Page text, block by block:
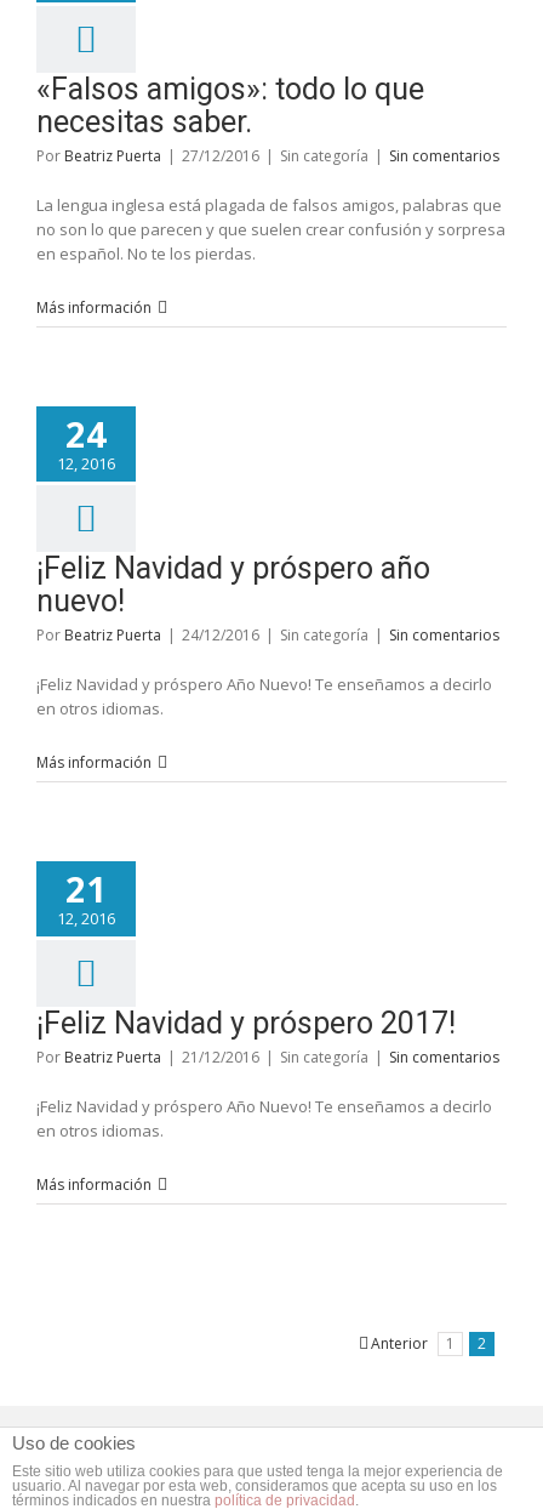
«Falsos amigos»: todo lo que
necesitas saber.
Por Beatriz Puerta | 27/12/2016 | Sin categoría | Sin comentarios
La lengua inglesa está plagada de falsos amigos, palabras que
no son lo que parecen y que suelen crear confusión y sorpresa
en español. No te los pierdas.
Más información
24
12, 2016
¡Feliz Navidad y próspero año
nuevo!
Por Beatriz Puerta | 24/12/2016 | Sin categoría | Sin comentarios
¡Feliz Navidad y próspero Año Nuevo! Te enseñamos a decirlo
en otros idiomas.
Más información
21
12, 2016
¡Feliz Navidad y próspero 2017!
Por Beatriz Puerta | 21/12/2016 | Sin categoría | Sin comentarios
¡Feliz Navidad y próspero Año Nuevo! Te enseñamos a decirlo
en otros idiomas.
Más información
Anterior 1 2
Copyright 2015 Lema Traductores | Todos los derechos
reservados | Aviso legal|Política de privacidad
Uso de cookies
Este sitio web utiliza cookies para que usted tenga la mejor experiencia de
usuario. Al navegar por esta web, consideramos que acepta su uso en los
términos indicados en nuestra política de privacidad .